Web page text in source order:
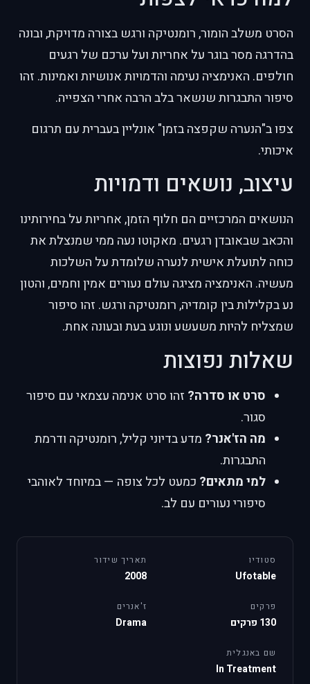
הסרט משלב הומור, רומנטיקה ורגש בצורה מדויקת, ובונה
בהדרגה מסר בוגר על אחריות ועל ערכם של רגעים
חולפים. האנימציה נעימה והדמויות אנושיות ואמינות. זהו
סיפור התבגרות שנשאר בלב הרבה אחרי הצפייה.
צפו ב"הנערה שקפצה בזמן" אונליין בעברית עם תרגום
איכותי.
עיצוב, נושאים ודמויות
הנושאים המרכזיים הם חלוף הזמן, אחריות על בחירותינו
והכאב שבאובדן רגעים. מאקוטו נעה ממי שמנצלת את
כוחה לתועלת אישית לנערה שלומדת על השלכות
מעשיה. האנימציה מציגה עולם נעורים אמין וחמים, והטון
נע בקלילות בין קומדיה, רומנטיקה ורגש. זהו סיפור
שמצליח להיות משעשע ונוגע בעת ובעונה אחת.
שאלות נפוצות
סרט או סדרה? זהו סרט אנימה עצמאי עם סיפור
סגור.
מה הז'אנר? מדע בדיוני קליל, רומנטיקה ודרמת
התבגרות.
למי מתאים? כמעט לכל צופה — במיוחד לאוהבי
סיפורי נעורים עם לב.
סטודיו
Ufotable
תאריך שידור
2008
פרקים
130 פרקים
ז'אנרים
Drama
שם באנגלית
In Treatment